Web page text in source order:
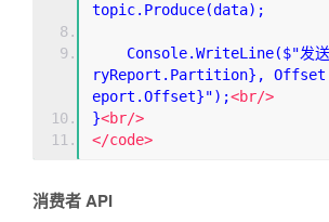
topic.Produce(data);
Console.WriteLine($"发
ryReport.Partition},
eport.Offset}");<br/>
}<br/>
</code>
消费者 API